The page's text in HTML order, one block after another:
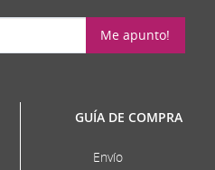
Me apunto!
GUÍA DE COMPRA
Envío